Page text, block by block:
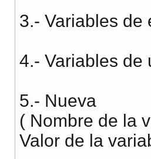
3.- Variables de
4.- Variables de
5.- Nueva
( Nombre de la
Valor de la